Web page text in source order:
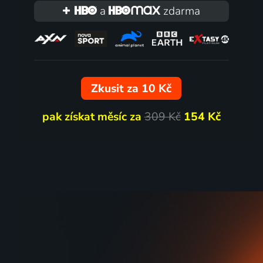
a zdarma
Zkusit za 10 Kč
pak získat měsíc za309 Kč 154 Kč